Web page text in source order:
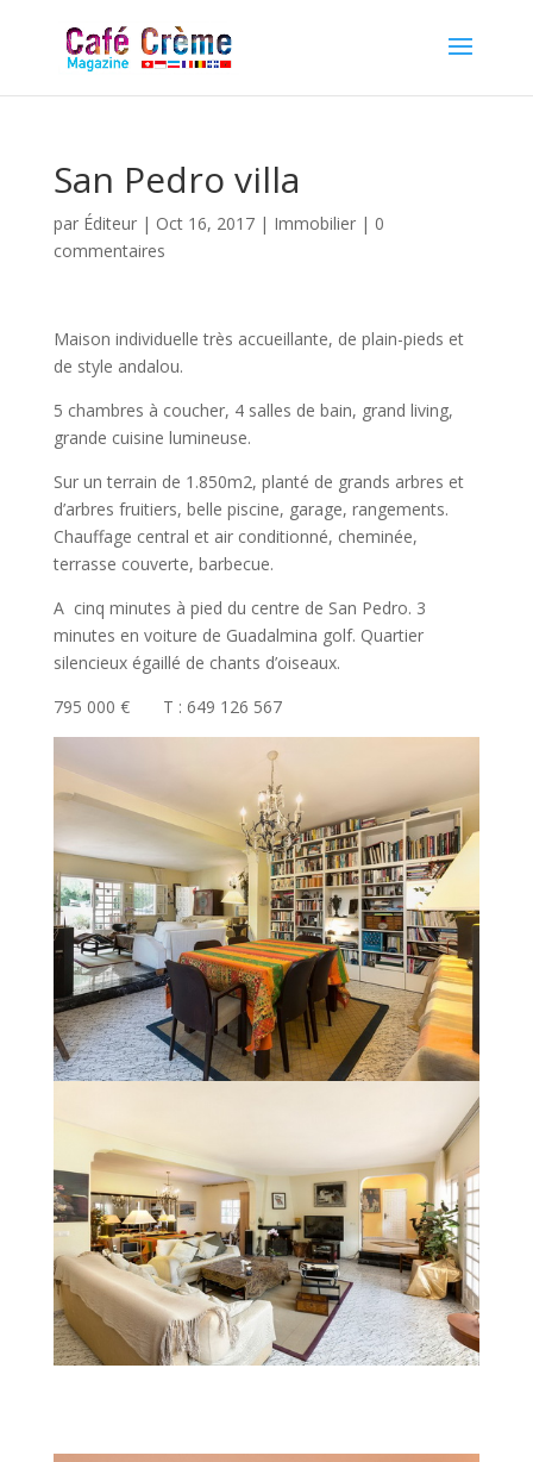
San Pedro villa
par Éditeur| Oct 16, 2017| Immobilier| 0
commentaires
Maison individuelle très accueillante, de plain-pieds et
de style andalou.
5 chambres à coucher, 4 salles de bain, grand living,
grande cuisine lumineuse.
Sur un terrain de 1.850m2, planté de grands arbres et
d’arbres fruitiers, belle piscine, garage, rangements.
Chauffage central et air conditionné, cheminée,
terrasse couverte, barbecue.
A cinq minutes à pied du centre de San Pedro. 3
minutes en voiture de Guadalmina golf. Quartier
silencieux égaillé de chants d’oiseaux.
795 000 € T : 649 126 567